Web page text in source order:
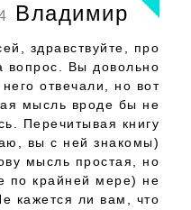
Владимир
здравствуйте, про
вопрос. Вы довольно
отвечали, но вот
мысль вроде бы не
Перечитывая книгу
вы с ней знакомы)
мысль простая, но
по крайней мере) не
кажется ли вам, что